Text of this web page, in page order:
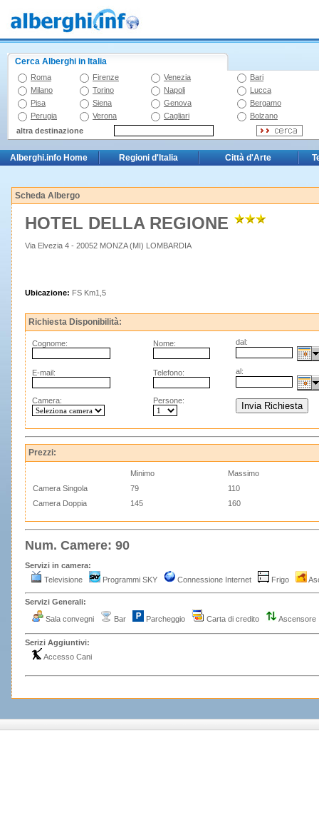
Cerca Alberghi in Italia
Roma Firenze Venezia
Bari
Milano
Torino Napoli
Lucca
Pisa
Siena Genova
Bergamo
Perugia
Verona Cagliari
Bolzano
altra destinazione
Alberghi.info Home Regioni d'Italia Città d'Arte
Scheda Albergo
HOTEL DELLA REGIONE
Via Elvezia 4 - 20052 MONZA (MI) LOMBARDIA
Ubicazione: FS Km1,5
Richiesta Disponibilità:
Cognome: Nome: dal:
E-mail: Telefono: al:
Camera: Persone:
Prezzi:
Minimo
Massimo
Camera Singola
79
110
Camera Doppia
145 160
Num. Camere: 90
Servizi in camera:
Televisione
Programmi SKY Connessione Internet Frigo
Servizi Generali:
Sala convegni
Bar Parcheggio Carta di credito Ascensore
Serizi Aggiuntivi:
Accesso Cani